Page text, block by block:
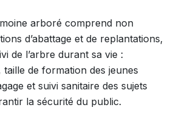
arboré comprend non
d’abattage et de replantations,
de l’arbre durant sa vie :
de formation des jeunes
et suivi sanitaire des sujets
la sécurité du public.